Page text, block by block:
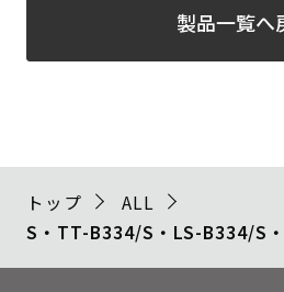
製品一覧へ
トップ
ALL
S・TT-B334/S・LS-B334/S